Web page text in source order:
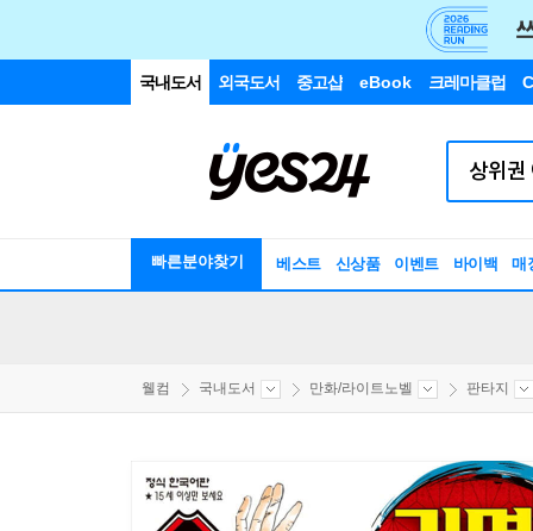
국내도서 외국도서 중고샵 eBook 크레마클럽
빠른분야찾기 베스트 신상품 이벤트 바이백 매
웰컴 국내도서 만화/라이트노벨 판타지